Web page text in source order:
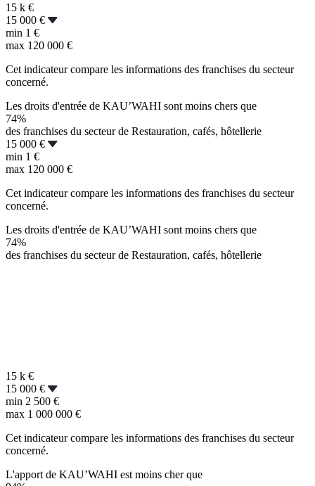
15 k €
15 000 €
min 1 €
max 120 000 €
Cet indicateur compare les informations des franchises du secteur
concerné.
Les droits d'entrée de KAU’WAHI sont moins chers que
74%
des franchises du secteur de Restauration, cafés, hôtellerie
15 000 €
min 1 €
max 120 000 €
Cet indicateur compare les informations des franchises du secteur
concerné.
Les droits d'entrée de KAU’WAHI sont moins chers que
74%
des franchises du secteur de Restauration, cafés, hôtellerie
15 k €
15 000 €
min 2 500 €
max 1 000 000 €
Cet indicateur compare les informations des franchises du secteur
concerné.
L'apport de KAU’WAHI est moins cher que